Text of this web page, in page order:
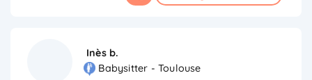
Inès b.
Babysitter - Toulouse